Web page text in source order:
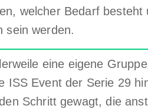
welcher Bedarf besteht
sein werden.
eine eigene
ISS Event der Serie 29
den Schritt gewagt, die